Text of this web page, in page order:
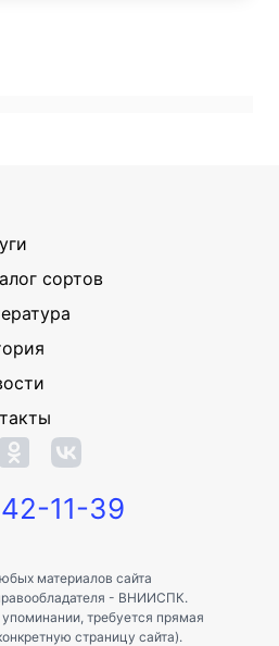
сортов
11-39
материалов сайта
- ВНИИСПК.
требуется прямая
страницу сайта).